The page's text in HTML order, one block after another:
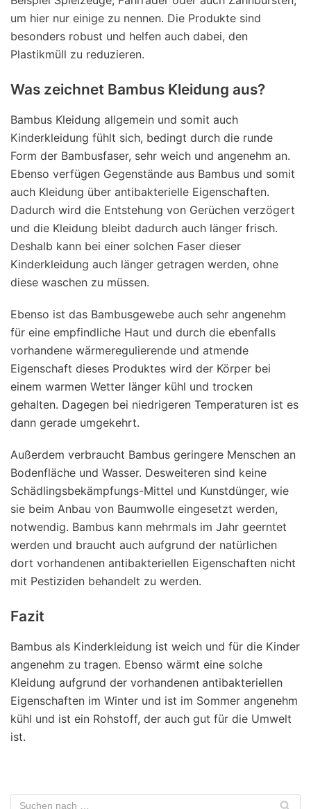
um hier nur einige zu nennen. Die Produkte sind
besonders robust und helfen auch dabei, den
Plastikmüll zu reduzieren.
Was zeichnet Bambus Kleidung aus?
Bambus Kleidung allgemein und somit auch
Kinderkleidung fühlt sich, bedingt durch die runde
Form der Bambusfaser, sehr weich und angenehm an.
Ebenso verfügen Gegenstände aus Bambus und somit
auch Kleidung über antibakterielle Eigenschaften.
Dadurch wird die Entstehung von Gerüchen verzögert
und die Kleidung bleibt dadurch auch länger frisch.
Deshalb kann bei einer solchen Faser dieser
Kinderkleidung auch länger getragen werden, ohne
diese waschen zu müssen.
Ebenso ist das Bambusgewebe auch sehr angenehm
für eine empfindliche Haut und durch die ebenfalls
vorhandene wärmeregulierende und atmende
Eigenschaft dieses Produktes wird der Körper bei
einem warmen Wetter länger kühl und trocken
gehalten. Dagegen bei niedrigeren Temperaturen ist es
dann gerade umgekehrt.
Außerdem verbraucht Bambus geringere Menschen an
Bodenfläche und Wasser. Desweiteren sind keine
Schädlingsbekämpfungs-Mittel und Kunstdünger, wie
sie beim Anbau von Baumwolle eingesetzt werden,
notwendig. Bambus kann mehrmals im Jahr geerntet
werden und braucht auch aufgrund der natürlichen
dort vorhandenen antibakteriellen Eigenschaften nicht
mit Pestiziden behandelt zu werden.
Fazit
Bambus als Kinderkleidung ist weich und für die Kinder
angenehm zu tragen. Ebenso wärmt eine solche
Kleidung aufgrund der vorhandenen antibakteriellen
Eigenschaften im Winter und ist im Sommer angenehm
kühl und ist ein Rohstoff, der auch gut für die Umwelt
ist.